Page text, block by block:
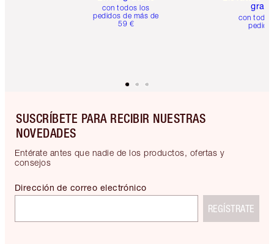
con todos los
pedidos de más de
59 €
gratis
con
SUSCRÍBETE PARA RECIBIR NUESTRAS
NOVEDADES
Entérate antes que nadie de los productos, ofertas y
consejos
Dirección de correo electrónico
REGÍSTRATE